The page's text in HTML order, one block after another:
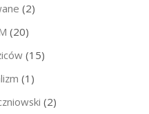
(2)
(20)
(15)
(1)
(2)